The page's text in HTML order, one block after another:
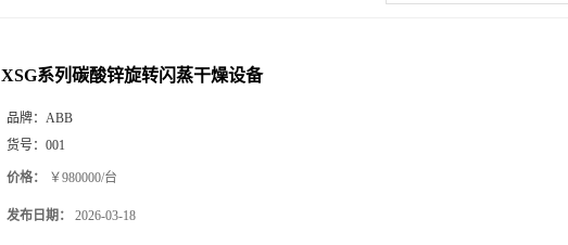
XSG系列碳酸锌旋转闪蒸干燥设备
品牌： ABB
货号： 001
价格： ￥980000/台
发布日期： 2026-03-18